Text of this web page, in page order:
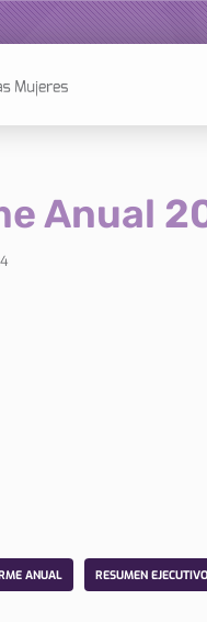
Anual
ANUAL RESUMEN EJECUTIVO